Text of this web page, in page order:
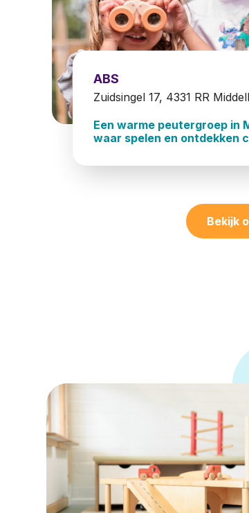
ABS
Zuidsingel 17, 4331 RR
Een warme peutergroep in
waar spelen en ontdekken
Bekijk